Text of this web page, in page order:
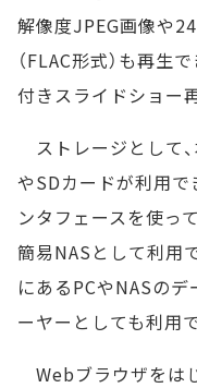
解像度JPEG画像や
（FLAC形式）も再生
付きスライドショー
ストレージとして
やSDカードが利用で
ンタフェースを使っ
簡易NASとして利用
にあるPCやNASの
ーヤーとしても利用
Webブラウザをは